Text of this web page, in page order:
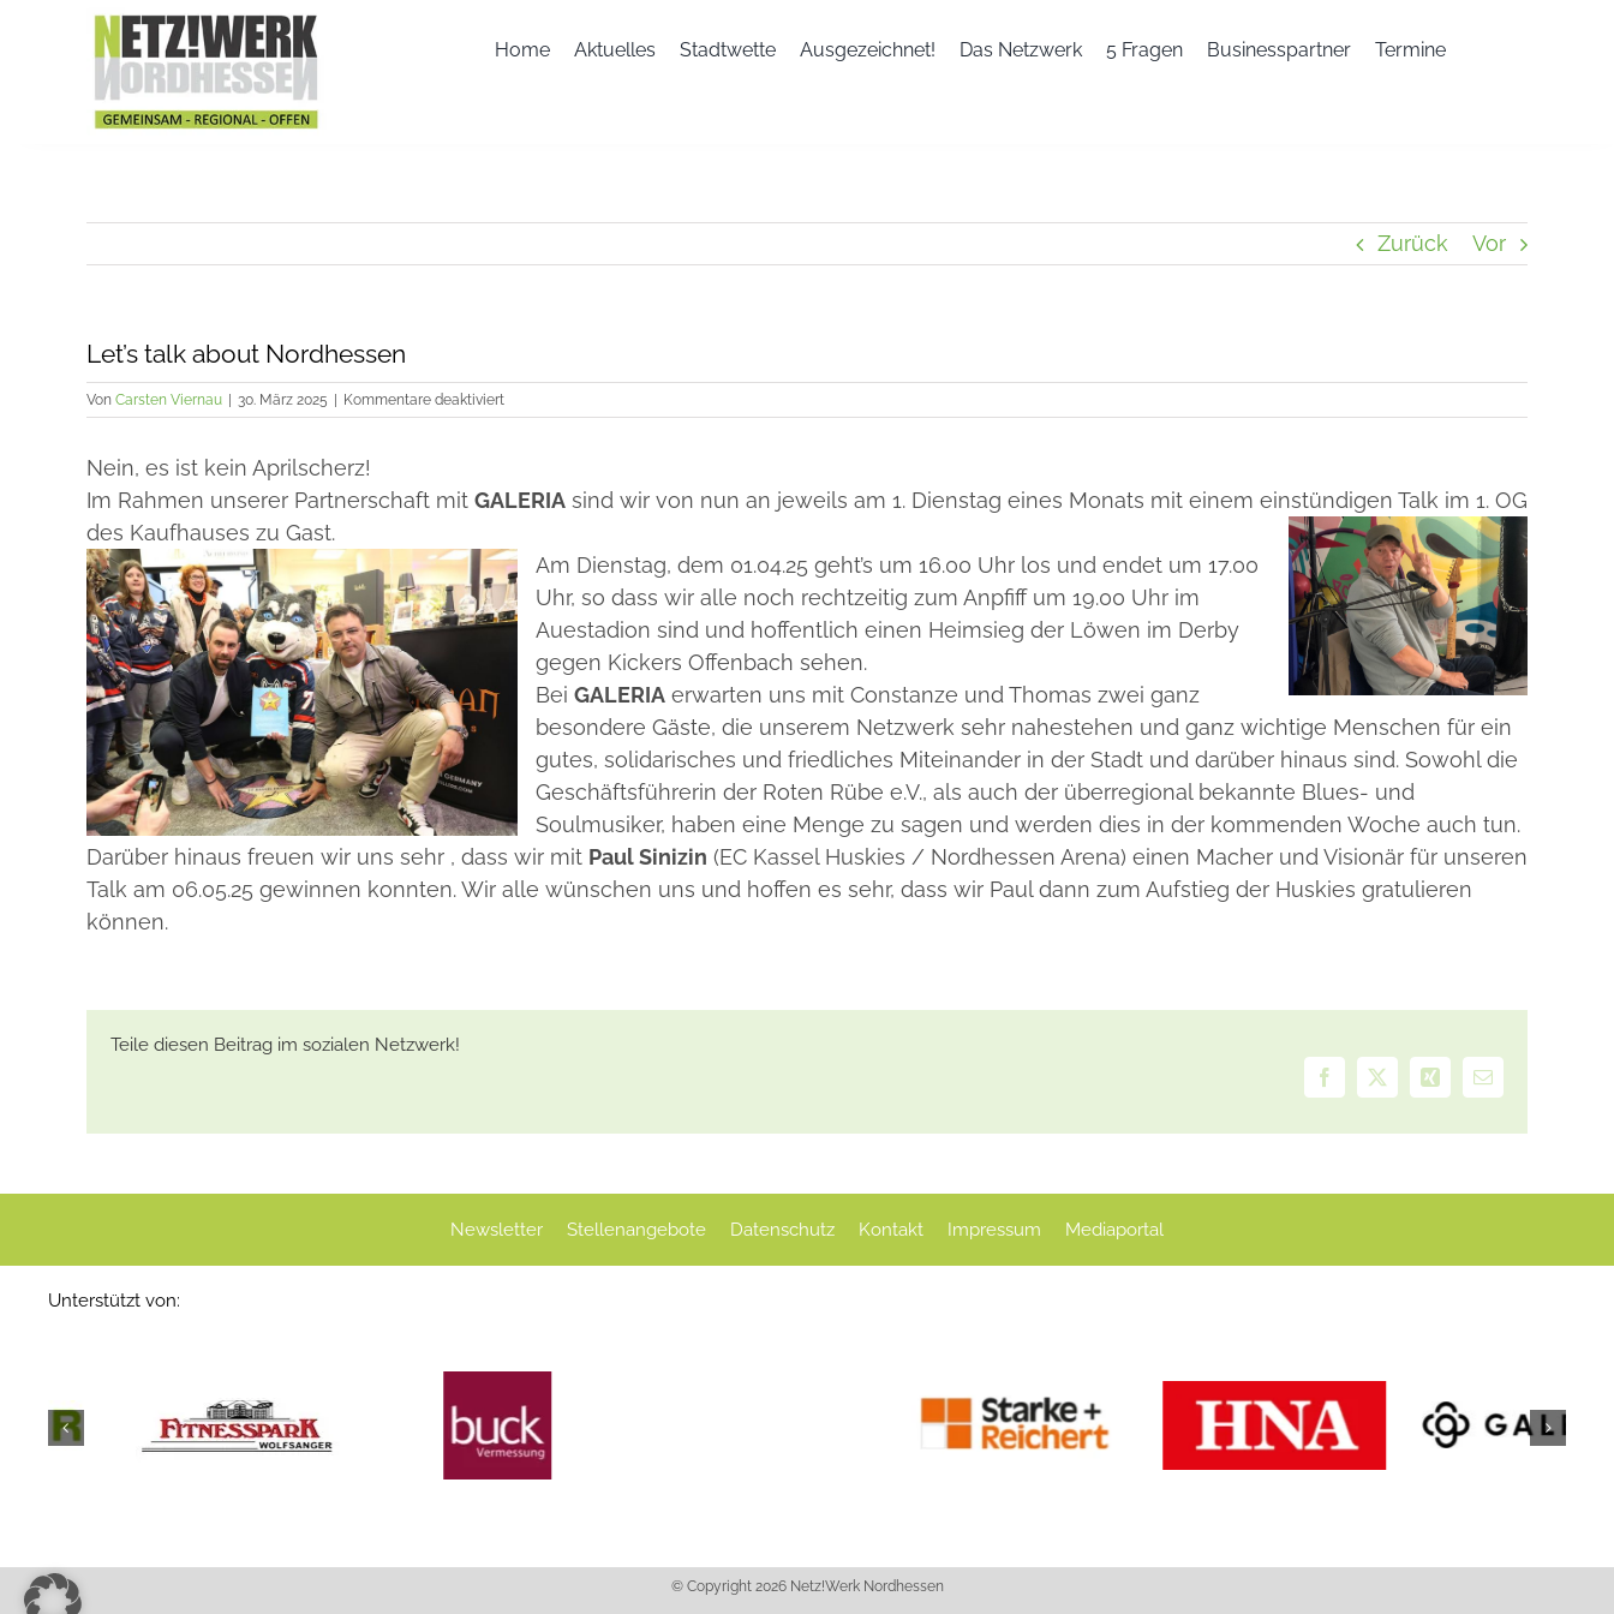
Home Aktuelles Stadtwette Ausgezeichnet! Das Netzwerk 5 Fragen Businesspartner Termine
Zurück Vor
Let’s talk about Nordhessen
Von Carsten Viernau 30. März 2025 Kommentare deaktiviertfür
Let’s
Nein, es ist kein Aprilscherz!
Im Rahmen unserer Partnerschaft mit GALERIA sind wir von nun an jeweils am 1. Dienstag eines Monats mit einem einstündigen Talk im 1. OG
des Kaufhauses zu Gast.
Am Dienstag, dem 01.04.25 geht’s um 16.00 Uhr los und endet um 17.00
Uhr, so dass wir alle noch rechtzeitig zum Anpfiff um 19.00 Uhr im
Auestadion sind und hoffentlich einen Heimsieg der Löwen im Derby
gegen Kickers Offenbach sehen.
Bei GALERIA erwarten uns mit Constanze und Thomas zwei ganz
besondere Gäste, die unserem Netzwerk sehr nahestehen und ganz wichtige Menschen für ein
gutes, solidarisches und friedliches Miteinander in der Stadt und darüber hinaus sind. Sowohl die
Geschäftsführerin der Roten Rübe e.V., als auch der überregional bekannte Blues- und
Soulmusiker, haben eine Menge zu sagen und werden dies in der kommenden Woche auch tun.
Darüber hinaus freuen wir uns sehr , dass wir mit Paul Sinizin (EC Kassel Huskies / Nordhessen Arena) einen Macher und Visionär für unseren
Talk am 06.05.25 gewinnen konnten. Wir alle wünschen uns und hoffen es sehr, dass wir Paul dann zum Aufstieg der Huskies gratulieren
können.
Teile diesen Beitrag im sozialen Netzwerk!
Facebook
X Xing
E-
Mail
Newsletter Stellenangebote Datenschutz Kontakt Impressum Mediaportal
Unterstützt von:
© Copyright 2026 Netz!Werk Nordhessen